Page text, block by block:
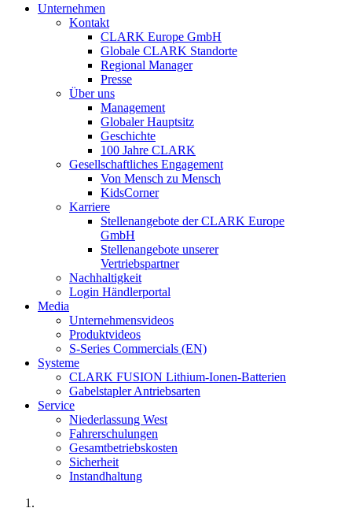
Unternehmen
Kontakt
CLARK Europe GmbH
Globale CLARK Standorte
Regional Manager
Presse
Über uns
Management
Globaler Hauptsitz
Geschichte
100 Jahre CLARK
Gesellschaftliches Engagement
Von Mensch zu Mensch
KidsCorner
Karriere
Stellenangebote der CLARK Europe
GmbH
Stellenangebote unserer
Vertriebspartner
Nachhaltigkeit
Login Händlerportal
Media
Unternehmensvideos
Produktvideos
S-Series Commercials (EN)
Systeme
CLARK FUSION Lithium-Ionen-Batterien
Gabelstapler Antriebsarten
Service
Niederlassung West
Fahrerschulungen
Gesamtbetriebskosten
Sicherheit
Instandhaltung